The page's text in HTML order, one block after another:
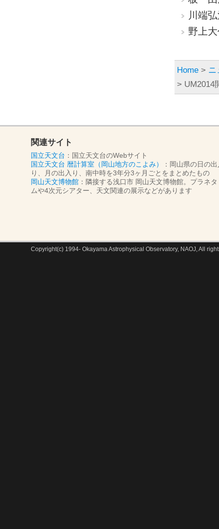
川端
野上
Home > ニ
> UM2014
関連サイト
国立天文台 ：国立天文台のWebサイト
国立天文台 暦計算室（岡山地方のこよみ）
：岡山県の日の
り、月の出入り、南中時を3年分3ヶ月ごとをまとめたもの
岡山天文博物館 ：隣接する浅口市 岡山天文博物館。プラネタ
ムや4次元シアター、天文関連の展示などがあります
Copyright(c) 1994- Okayama Astrophysical Observatory, NAOJ, All